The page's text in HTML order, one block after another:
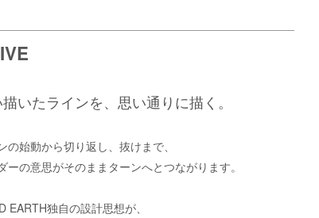
いたラインを、思い通りに描く。
の始動から切り返し、抜けまで、
ーの意思がそのままターンへとつながります。
EARTH独自の設計思想が、